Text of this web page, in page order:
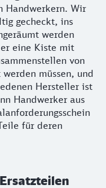
Handwerkern. Wir
gecheckt, ins
werden
eine Kiste mit
von
müssen, und
Hersteller ist
Handwerker aus
für deren